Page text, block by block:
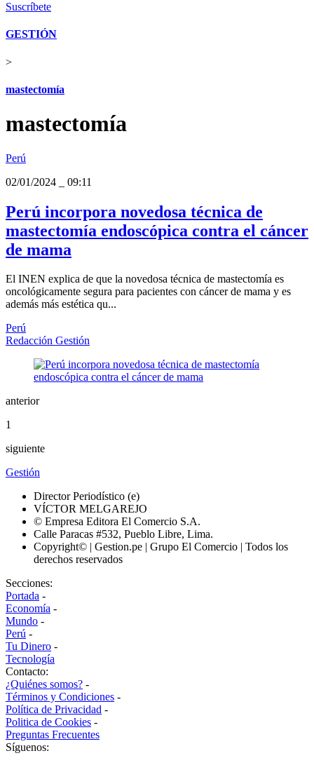
Suscríbete
GESTIÓN
>
mastectomía
mastectomía
Perú
02/01/2024
09:11
Perú incorpora novedosa técnica de
mastectomía endoscópica contra el cáncer
de mama
El INEN explica de que la novedosa técnica de mastectomía es
oncológicamente segura para pacientes con cáncer de mama y es
además más estética qu...
Perú
Redacción Gestión
anterior
1
siguiente
Gestión
Director Periodístico (e)
VÍCTOR MELGAREJO
© Empresa Editora El Comercio S.A.
Calle Paracas #532, Pueblo Libre, Lima.
Copyright© | Gestion.pe | Grupo El Comercio | Todos los
derechos reservados
Secciones:
Portada -
Economía -
Mundo -
Perú -
Tu Dinero -
Tecnología
Contacto:
¿Quiénes somos? -
Términos y Condiciones -
Política de Privacidad -
Politica de Cookies -
Preguntas Frecuentes
Síguenos: